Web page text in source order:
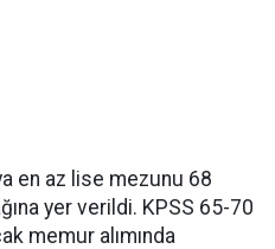
en az lise mezunu 68
yer verildi. KPSS 65-70
memur alımında